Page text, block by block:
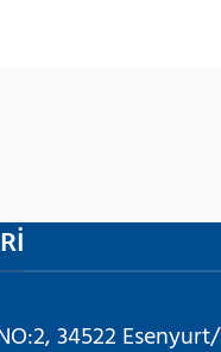
34522 Esenyurt/